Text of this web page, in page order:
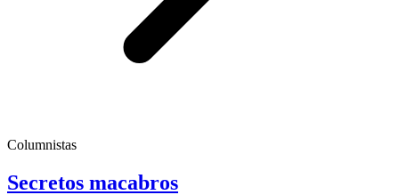
Columnistas
Secretos macabros